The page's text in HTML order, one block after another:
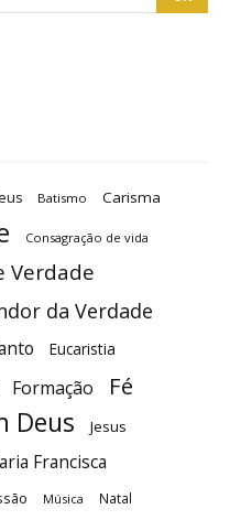
Batismo Carisma
Consagração de vida
Verdade
da Verdade
Eucaristia
Formação Fé
Deus Jesus
Francisca
Música Natal